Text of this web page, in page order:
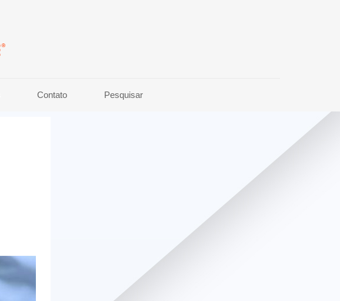
Contato Pesquisar